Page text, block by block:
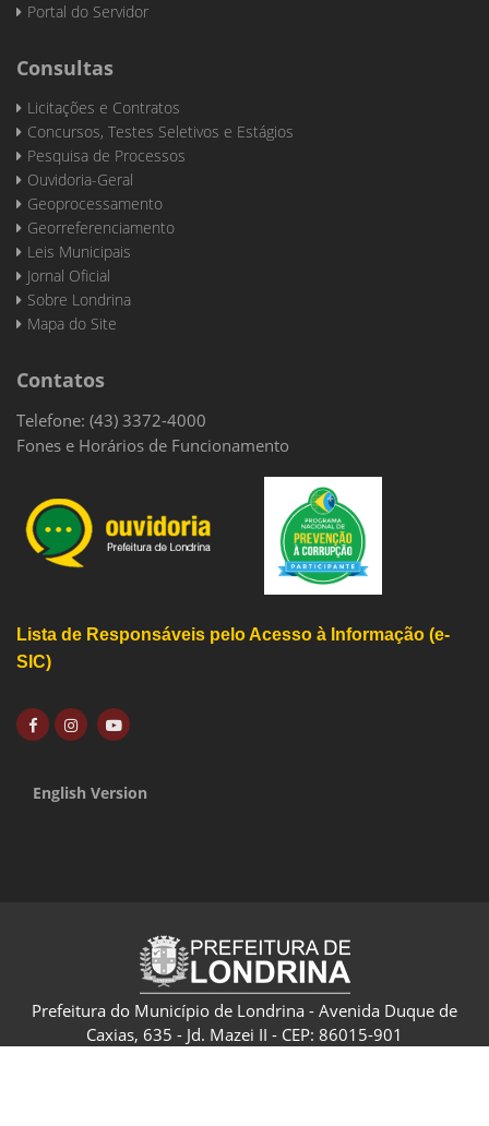
Portal do Servidor
Consultas
Licitações e Contratos
Concursos, Testes Seletivos e Estágios
Pesquisa de Processos
Ouvidoria-Geral
Geoprocessamento
Georreferenciamento
Leis Municipais
Jornal Oficial
Sobre Londrina
Mapa do Site
Contatos
Telefone: (43) 3372-4000
Fones e Horários de Funcionamento
Lista de Responsáveis pelo Acesso à Informação (e-
SIC)
English Version
Prefeitura do Município de Londrina - Avenida Duque de
Caxias, 635 - Jd. Mazei II - CEP: 86015-901